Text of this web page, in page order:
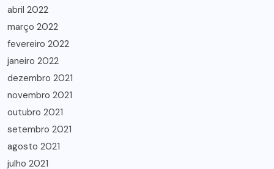
abril 2022
março 2022
fevereiro 2022
janeiro 2022
dezembro 2021
novembro 2021
outubro 2021
setembro 2021
agosto 2021
julho 2021